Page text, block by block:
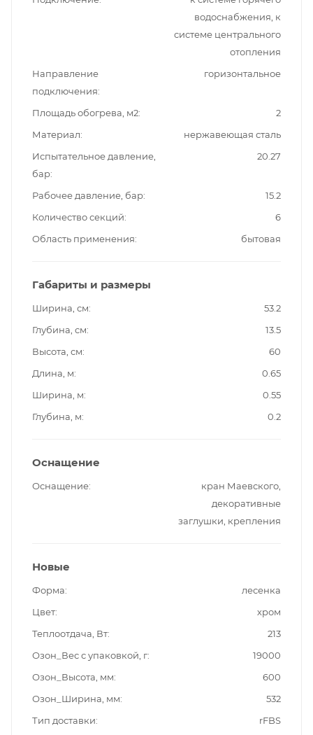
водоснабжения, к
системе центрального
отопления
Направление
подключения
горизонтальное
Площадь обогрева, м2
2
Материал
нержавеющая сталь
Испытательное давление,
бар
20.27
Рабочее давление, бар
15.2
Количество секций
6
Область применения
бытовая
Габариты и размеры
Ширина, см
53.2
Глубина, см
13.5
Высота, см
60
Длина, м
0.65
Ширина, м
0.55
Глубина, м
0.2
Оснащение
Оснащение
кран Маевского,
декоративные
заглушки, крепления
Новые
Форма
лесенка
Цвет
хром
Теплоотдача, Вт
213
Озон_Вес с упаковкой, г
19000
Озон_Высота, мм
600
Озон_Ширина, мм
532
Тип доставки
rFBS